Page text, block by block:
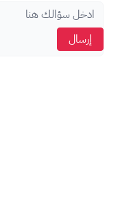
قم بزيارة موقع Amazon.com.
سجّل الدخول إلى
انتقل إلى "بطاقات
هذه البطاقة مخصصة
إرسال